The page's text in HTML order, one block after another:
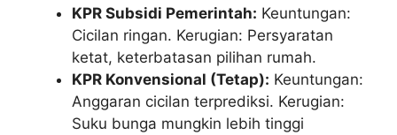
KPR Subsidi Pemerintah: Keuntungan:
Cicilan ringan. Kerugian: Persyaratan
ketat, keterbatasan pilihan rumah.
KPR Konvensional (Tetap): Keuntungan:
Anggaran cicilan terprediksi. Kerugian:
Suku bunga mungkin lebih tinggi